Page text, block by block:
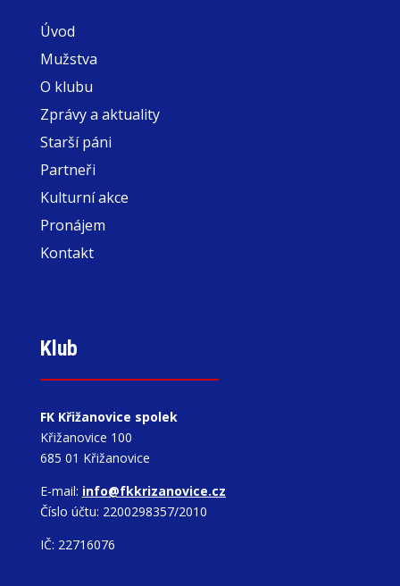
Úvod
Mužstva
O klubu
Zprávy a aktuality
Starší páni
Partneři
Kulturní akce
Pronájem
Kontakt
Klub
FK Křižanovice spolek
Křižanovice 100
685 01 Křižanovice
E-mail: info@fkkrizanovice.cz
Číslo účtu: 2200298357/2010
IČ: 22716076